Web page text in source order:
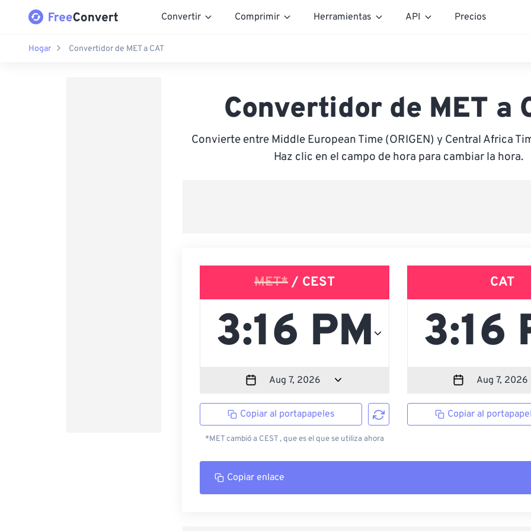
Convertir Comprimir Herramientas API Precios
Hogar Convertidor de MET a CAT
Convertidor de MET a
Convierte entre Middle European Time (ORIGEN) y Central Africa
Haz clic en el campo de hora para cambiar la hora.
MET* / CEST
Copiar al portapapeles
*MET cambió a CEST , que es el que se utiliza ahora
CAT
Copiar al
Copiar enlace